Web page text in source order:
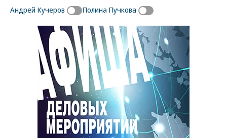
Андрей Кучеров
Полина Пучкова